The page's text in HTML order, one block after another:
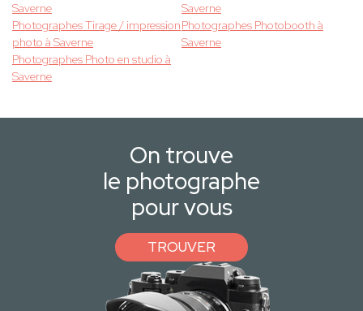
Saverne
Saverne
Photographes Tirage / impression
photo à Saverne
Photographes Photobooth à
Saverne
Photographes Photo en studio à
Saverne
On trouve
le photographe
pour vous
TROUVER